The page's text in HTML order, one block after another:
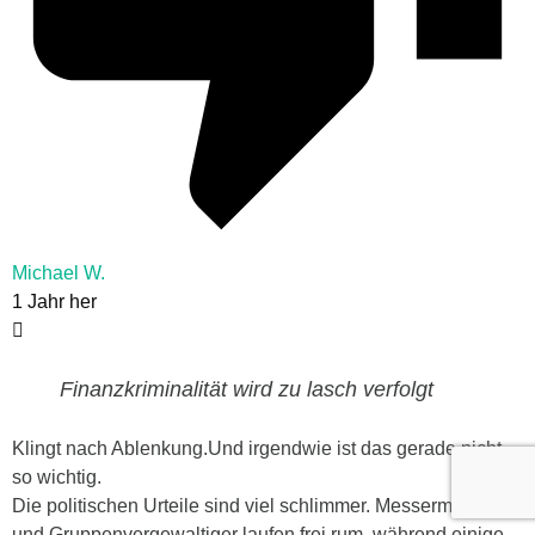
Michael W.
1 Jahr her
Finanzkriminalität wird zu lasch verfolgt
Klingt nach Ablenkung.Und irgendwie ist das gerade nicht
so wichtig.
Die politischen Urteile sind viel schlimmer. Messermörder